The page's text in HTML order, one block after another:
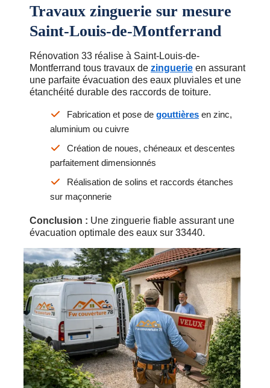
Travaux zinguerie sur mesure
Saint-Louis-de-Montferrand
Rénovation 33 réalise à Saint-Louis-de-
Montferrand tous travaux de zinguerie en assurant
une parfaite évacuation des eaux pluviales et une
étanchéité durable des raccords de toiture.
Fabrication et pose de gouttières en zinc,
aluminium ou cuivre
Création de noues, chéneaux et descentes
parfaitement dimensionnés
Réalisation de solins et raccords étanches
sur maçonnerie
Conclusion : Une zinguerie fiable assurant une
évacuation optimale des eaux sur 33440.